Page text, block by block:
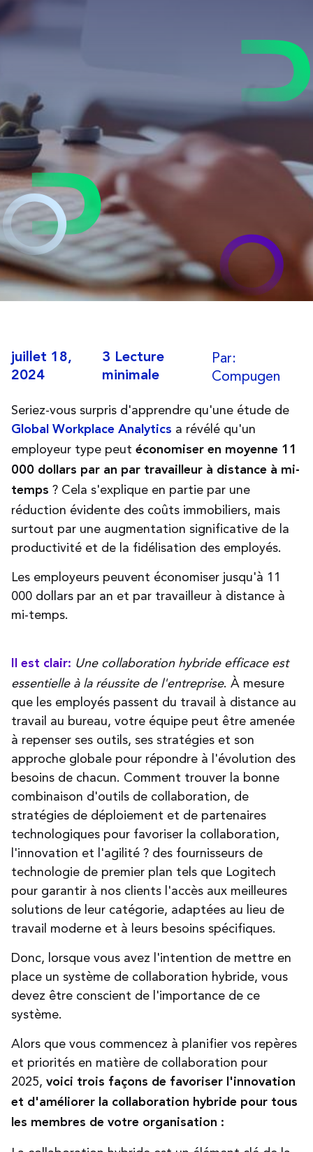
juillet 18,
2024
3 Lecture
minimale
Par:
Compugen
Seriez-vous surpris d'apprendre qu'une étude de
Global Workplace Analytics a révélé qu'un
employeur type peut économiser en moyenne 11
000 dollars par an par travailleur à distance à mi-
temps ? Cela s'explique en partie par une
réduction évidente des coûts immobiliers, mais
surtout par une augmentation significative de la
productivité et de la fidélisation des employés.
Les employeurs peuvent économiser jusqu'à 11
000 dollars par an et par travailleur à distance à
mi-temps.
Il est clair: Une collaboration hybride efficace est
essentielle à la réussite de l'entreprise. À mesure
que les employés passent du travail à distance au
travail au bureau, votre équipe peut être amenée
à repenser ses outils, ses stratégies et son
approche globale pour répondre à l'évolution des
besoins de chacun. Comment trouver la bonne
combinaison d'outils de collaboration, de
stratégies de déploiement et de partenaires
technologiques pour favoriser la collaboration,
l'innovation et l'agilité ? des fournisseurs de
technologie de premier plan tels que Logitech
pour garantir à nos clients l'accès aux meilleures
solutions de leur catégorie, adaptées au lieu de
travail moderne et à leurs besoins spécifiques.
Donc, lorsque vous avez l'intention de mettre en
place un système de collaboration hybride, vous
devez être conscient de l'importance de ce
système.
Alors que vous commencez à planifier vos repères
et priorités en matière de collaboration pour
2025, voici trois façons de favoriser l'innovation
et d'améliorer la collaboration hybride pour tous
les membres de votre organisation :